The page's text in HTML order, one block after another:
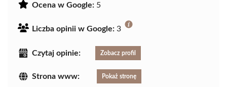
Ocena w Google: 5
Liczba opinii w Google: 3
Czytaj opinie: Zobacz profil
Strona www: Pokaż stronę